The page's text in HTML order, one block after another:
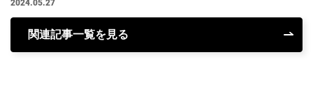
2024.05.27
関連記事一覧を見る